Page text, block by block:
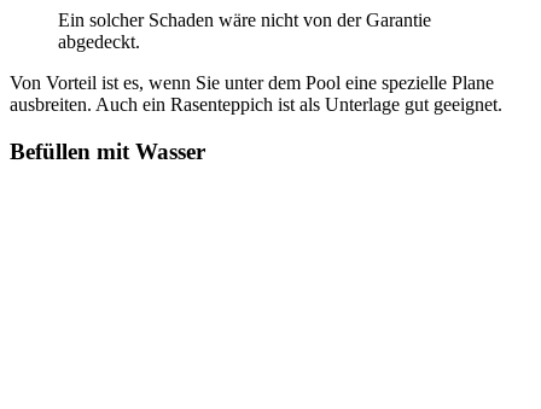
Ein solcher Schaden wäre nicht von der Garantie
abgedeckt.
Von Vorteil ist es, wenn Sie unter dem Pool eine spezielle Plane
ausbreiten. Auch ein Rasenteppich ist als Unterlage gut geeignet.
Befüllen mit Wasser